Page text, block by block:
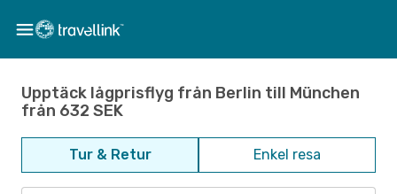
Upptäck lågprisflyg från Berlin till München
från 632 SEK
Tur & Retur Enkel resa